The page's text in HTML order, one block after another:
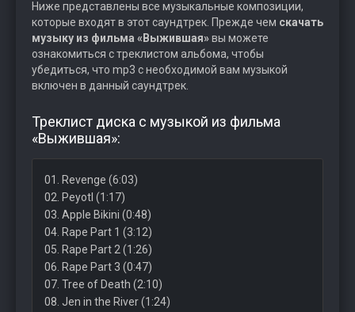
Ниже представлены все музыкальные композиции,
которые входят в этот саундтрек. Прежде чем скачать
музыку из фильма «Выжившая»вы можете
ознакомиться с треклистом альбома, чтобы
убедиться, что mp3 с необходимой вам музыкой
включен в данный саундтрек.
Треклист диска с музыкой из фильма
«Выжившая»:
01. Revenge (6:03)
02. Peyotl (1:17)
03. Apple Bikini (0:48)
04. Rape Part 1 (3:12)
05. Rape Part 2 (1:26)
06. Rape Part 3 (0:47)
07. Tree of Death (2:10)
08. Jen in the River (1:24)